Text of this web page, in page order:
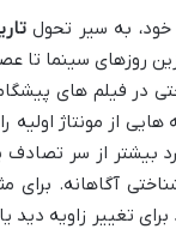
به سیر تحول
روزهای سینما تا
در فیلم های
هایی از مونتاژ
بیشتر از سر تصادف
آگاهانه. برای
برای تغییر زاویه دید